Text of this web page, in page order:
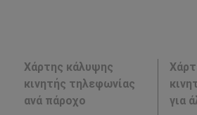
Χάρτης κάλυψης
κινητής τηλεφωνίας
ανά πάροχο
για